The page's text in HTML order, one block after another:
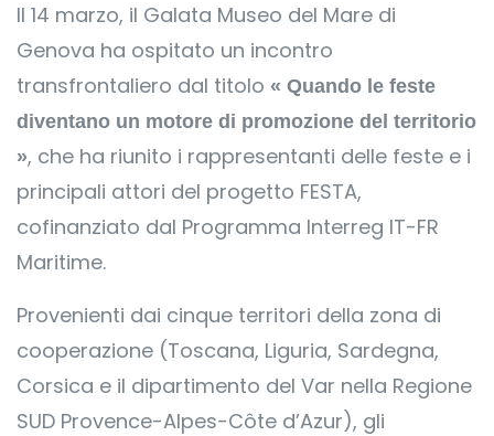
Il 14 marzo, il Galata Museo del Mare di
Genova ha ospitato un incontro
transfrontaliero dal titolo « Quando le feste
diventano un motore di promozione del territorio
», che ha riunito i rappresentanti delle feste e i
principali attori del progetto FESTA,
cofinanziato dal Programma Interreg IT-FR
Maritime.
Provenienti dai cinque territori della zona di
cooperazione (Toscana, Liguria, Sardegna,
Corsica e il dipartimento del Var nella Regione
SUD Provence-Alpes-Côte d’Azur), gli